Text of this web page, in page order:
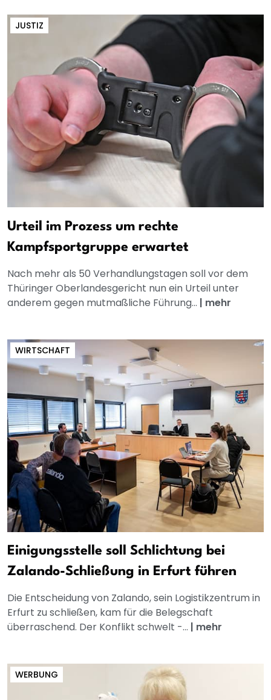
JUSTIZ
Urteil im Prozess um rechte
Kampfsportgruppe erwartet
Nach mehr als 50 Verhandlungstagen soll vor dem
Thüringer Oberlandesgericht nun ein Urteil unter
anderem gegen mutmaßliche Führung... | mehr
WIRTSCHAFT
Einigungsstelle soll Schlichtung bei
Zalando-Schließung in Erfurt führen
Die Entscheidung von Zalando, sein Logistikzentrum in
Erfurt zu schließen, kam für die Belegschaft
überraschend. Der Konflikt schwelt -... | mehr
WERBUNG